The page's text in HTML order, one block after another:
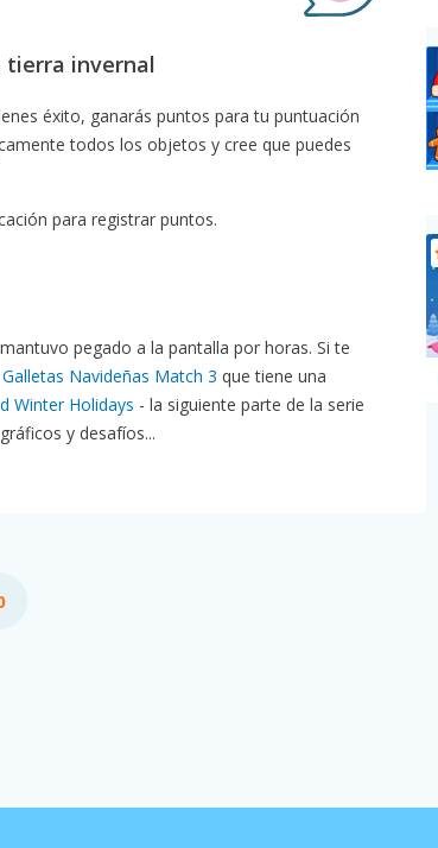
tierra invernal
éxito, ganarás puntos para tu puntuación
todos los objetos y cree que puedes
para registrar puntos.
pegado a la pantalla por horas. Si te
Galletas Navideñas Match 3 que tiene una
Winter Holidays - la siguiente parte de la serie
y desafíos...